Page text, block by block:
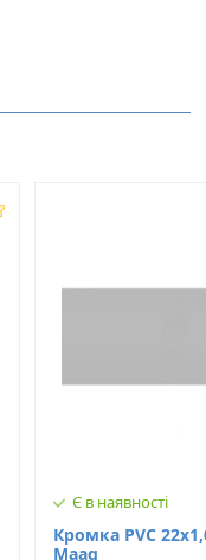
D29/1
Є в наявності
Кромка PVC
Maag